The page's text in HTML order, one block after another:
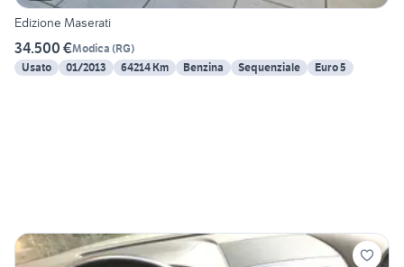
Edizione Maserati
34.500 €Modica (RG)
Usato
01/2013 64214 Km Benzina Sequenziale Euro 5